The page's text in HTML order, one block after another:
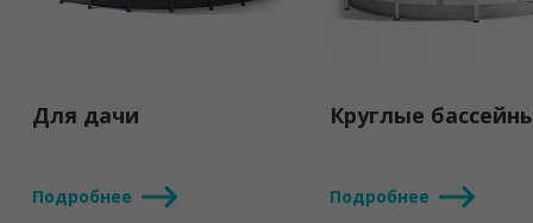
Для дачи
Подробнее
Круглые
Подробнее